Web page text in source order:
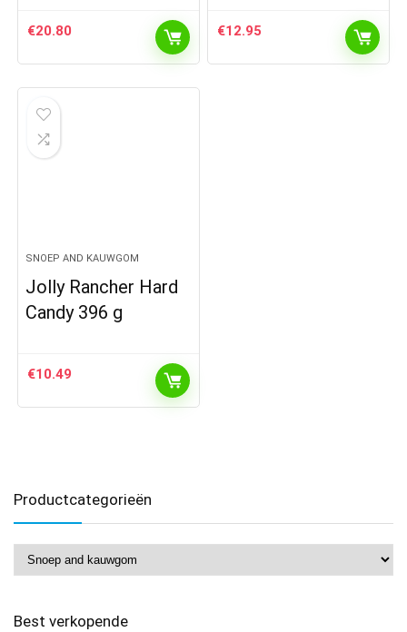
€20.80 €12.95
SNOEP AND KAUWGOM
Jolly Rancher Hard
Candy 396 g
€10.49
Productcategorieën
Best verkopende